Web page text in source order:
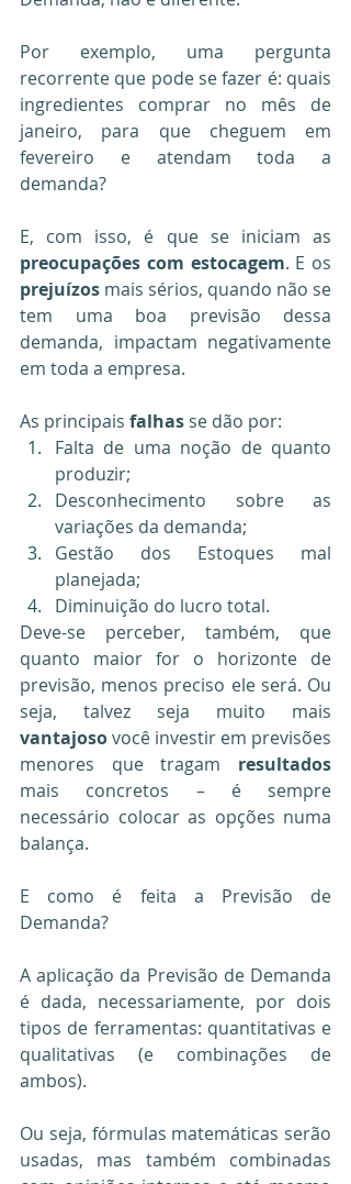
Por exemplo, uma pergunta
recorrente que pode se fazer é: quais
ingredientes comprar no mês de
janeiro, para que cheguem em
fevereiro e atendam toda a
demanda?
preocupações com estocagem
prejuízos mais sérios, quando não se
tem uma boa previsão dessa
demanda, impactam negativamente
em toda a empresa.
As principais falhas se dão por:
Falta de uma noção de quanto
produzir;
Desconhecimento sobre as
variações da demanda;
Gestão dos Estoques mal
planejada;
Diminuição do lucro total.
Deve-se perceber, também, que
quanto maior for o horizonte de
previsão, menos preciso ele será. Ou
vantajoso você investir em previsões
menores que tragam
mais concretos – é sempre
necessário colocar as opções numa
balança.
E como é feita a Previsão de
Demanda?
A aplicação da Previsão de Demanda
é dada, necessariamente, por dois
tipos de ferramentas: quantitativas e
qualitativas (e combinações de
ambos).
Ou seja, fórmulas matemáticas serão
usadas, mas também combinadas